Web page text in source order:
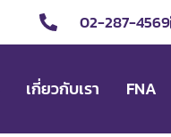
02-287-4569
เกี่ยวกับเรา FNA